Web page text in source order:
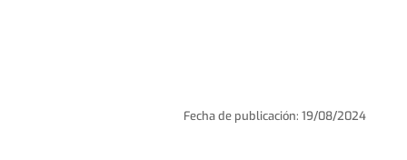
Fecha de publicación: 19/08/2024